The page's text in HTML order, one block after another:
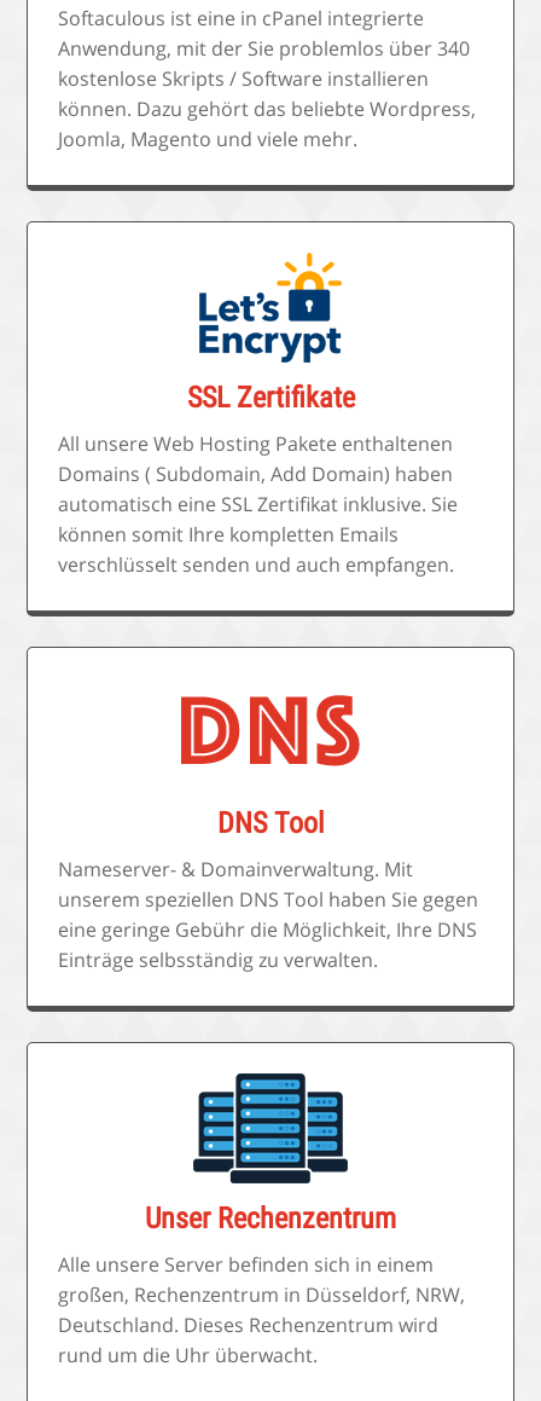
Softaculous ist eine in cPanel integrierte
Anwendung, mit der Sie problemlos über 340
kostenlose Skripts / Software installieren
können. Dazu gehört das beliebte Wordpress,
Joomla, Magento und viele mehr.
SSL Zertifikate
All unsere Web Hosting Pakete enthaltenen
Domains ( Subdomain, Add Domain) haben
automatisch eine SSL Zertifikat inklusive. Sie
können somit Ihre kompletten Emails
verschlüsselt senden und auch empfangen.
DNS Tool
Nameserver- & Domainverwaltung. Mit
unserem speziellen DNS Tool haben Sie gegen
eine geringe Gebühr die Möglichkeit, Ihre DNS
Einträge selbsständig zu verwalten.
Unser Rechenzentrum
Alle unsere Server befinden sich in einem
großen, Rechenzentrum in Düsseldorf, NRW,
Deutschland. Dieses Rechenzentrum wird
rund um die Uhr überwacht.